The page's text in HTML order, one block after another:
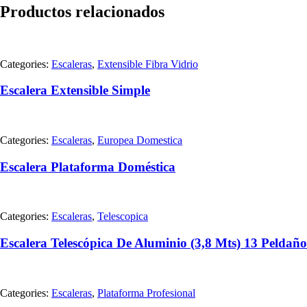
Productos relacionados
Categories: Escaleras, Extensible Fibra Vidrio
Escalera Extensible Simple
Categories: Escaleras, Europea Domestica
Escalera Plataforma Doméstica
Categories: Escaleras, Telescopica
Escalera Telescópica De Aluminio (3,8 Mts) 13
Categories: Escaleras, Plataforma Profesional